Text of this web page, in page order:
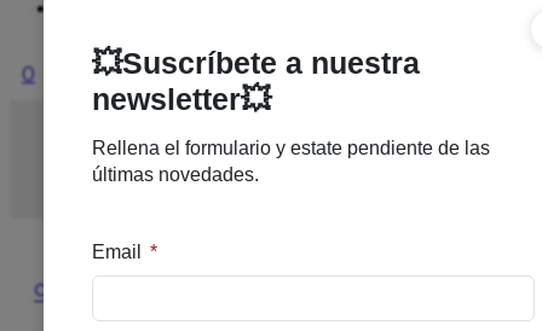
0
Inicio/DERMOCOSMETICA/ACNE/NEOSTRATA
GEL FTE SALICILICO 100ML 15%
🔍